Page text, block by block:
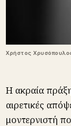
Χρήστος
Η ακραία
αιρετικές
μοντερνιστή